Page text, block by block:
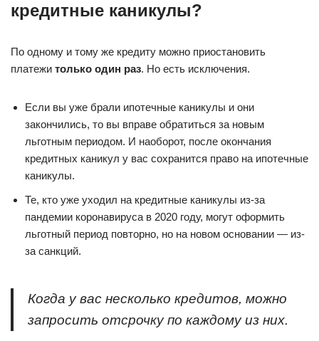
кредитные каникулы?
По одному и тому же кредиту можно приостановить
платежи только один раз. Но есть исключения.
Если вы уже брали ипотечные каникулы и они
закончились, то вы вправе обратиться за новым
льготным периодом. И наоборот, после окончания
кредитных каникул у вас сохранится право на ипотечные
каникулы.
Те, кто уже уходил на кредитные каникулы из-за
пандемии коронавируса в 2020 году, могут оформить
льготный период повторно, но на новом основании — из-
за санкций.
Когда у вас несколько кредитов, можно
запросить отсрочку по каждому из них.